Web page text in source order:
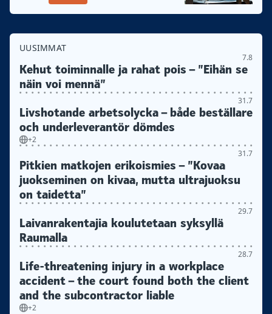
UUSIMMAT
7.8
Kehut toiminnalle ja rahat pois – ”Eihän se
näin voi mennä”
31.7
Livshotande arbetsolycka – både beställare
och underleverantör dömdes
+2
31.7
Pitkien matkojen erikoismies – ”Kovaa
juokseminen on kivaa, mutta ultrajuoksu
on taidetta”
29.7
Laivanrakentajia koulutetaan syksyllä
Raumalla
28.7
Life-threatening injury in a workplace
accident – the court found both the client
and the subcontractor liable
+2